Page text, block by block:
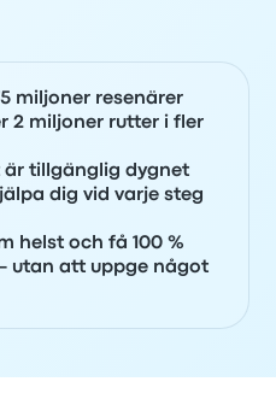
miljoner resenärer
2 miljoner rutter i fler
är tillgänglig dygnet
dig vid varje steg
helst och få 100 %
utan att uppge något